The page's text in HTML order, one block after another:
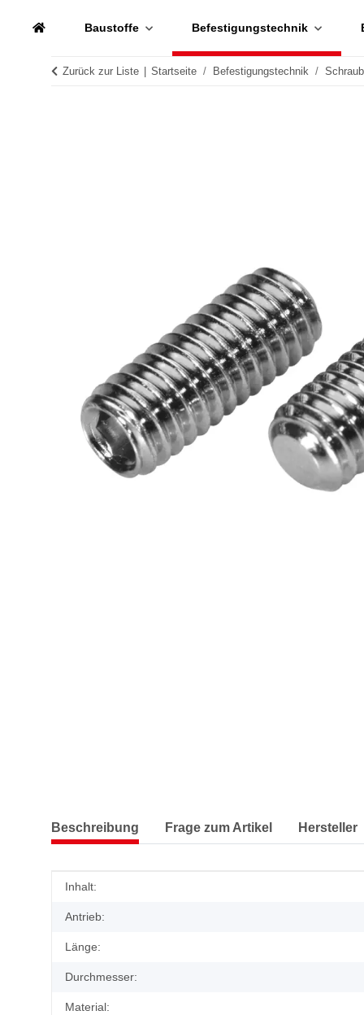
Baustoffe Befestigungstechnik
Zurück zur Liste Startseite Befestigungstechnik
Beschreibung Frage zum Artikel Hersteller
Produkteigenschaft
Wert
Inhalt:
Antrieb:
Länge:
Durchmesser:
Material: